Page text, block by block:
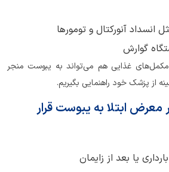
انسداد آنورکتال و تومورها
گوارش
غذایی هم می‌تواند به یبوست منجر
از پزشک خود راهنمایی بگیریم.
ابتلا به یبوست قرار
یا بعد از زایمان